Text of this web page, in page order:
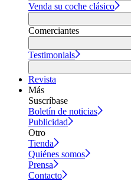
Venda su coche clásico
Comerciantes
Testimonials
Revista
Más
Suscríbase
Boletín de noticias
Publicidad
Otro
Tienda
Quiénes somos
Prensa
Contacto